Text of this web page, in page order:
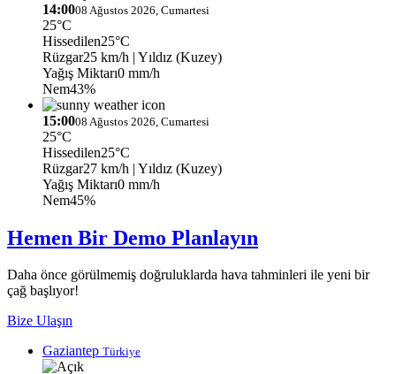
14:0008 Ağustos 2026, Cumartesi
25°C
Hissedilen25°C
Rüzgar25 km/h | Yıldız (Kuzey)
Yağış Miktarı0 mm/h
Nem43%
15:0008 Ağustos 2026, Cumartesi
25°C
Hissedilen25°C
Rüzgar27 km/h | Yıldız (Kuzey)
Yağış Miktarı0 mm/h
Nem45%
Hemen Bir Demo Planlayın
Daha önce görülmemiş doğruluklarda hava tahminleri ile yeni bir
çağ başlıyor!
Bize Ulaşın
Gaziantep Türkiye